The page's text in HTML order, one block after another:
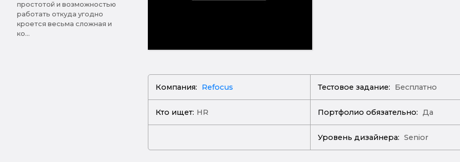
простотой и возможностью
работать откуда угодно
кроется весьма сложная и
ко...
Компания: Refocus Тестовое задание: Бесплатно
Кто ищет: HR Портфолио обязательно: Да
Уровень дизайнера: Senior